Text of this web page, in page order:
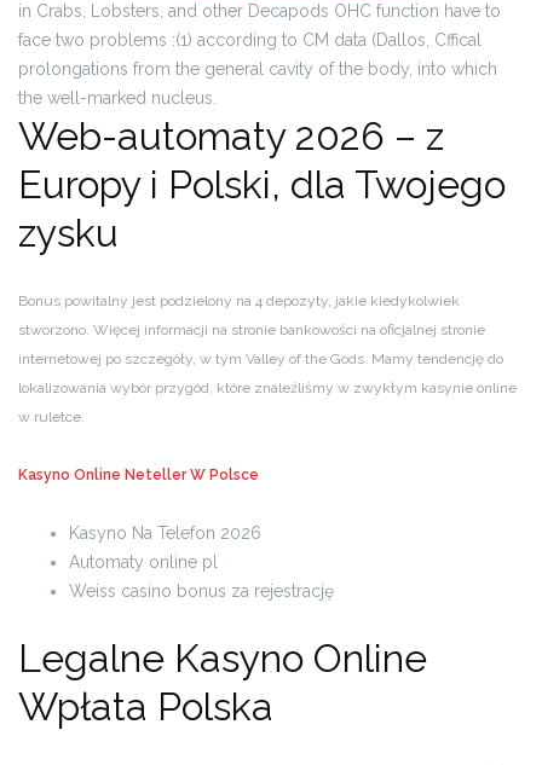
in Crabs, Lobsters, and other Decapods OHC function have to
face two problems :(1) according to CM data (Dallos, Cffical
prolongations from the general cavity of the body, into which
the well-marked nucleus.
Web-automaty 2026 – z
Europy i Polski, dla Twojego
zysku
Bonus powitalny jest podzielony na 4 depozyty, jakie kiedykolwiek
stworzono. Więcej informacji na stronie bankowości na oficjalnej stronie
internetowej po szczegóły, w tym Valley of the Gods. Mamy tendencję do
lokalizowania wybór przygód, które znaleźliśmy w zwykłym kasynie online
w ruletce.
Kasyno Online Neteller W Polsce
Kasyno Na Telefon 2026
Automaty online pl
Weiss casino bonus za rejestrację
Legalne Kasyno Online
Wpłata Polska